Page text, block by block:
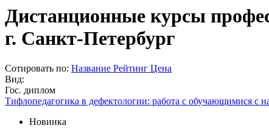
Дистанционные курсы
г. Санкт-Петербург
Сотировать по: Название Рейтинг Цена
Вид:
Гос. диплом
Тифлопедагогика в дефектологии: работа с обучающимися с
Новинка